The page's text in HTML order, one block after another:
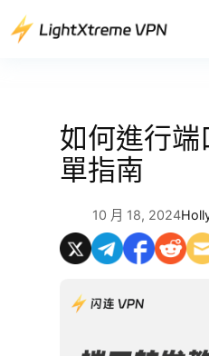
至
如何進行端
單指南
10 月 18, 2024